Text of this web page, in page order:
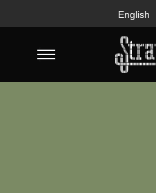
English